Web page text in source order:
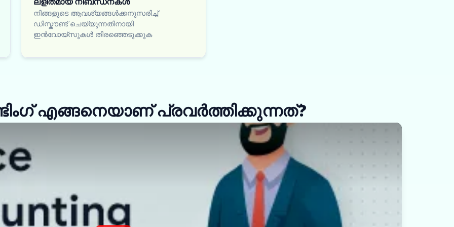
നിങ്ങളുടെ ആവശ്യങ്ങൾക്കനുസരിച്ച്
ഡിസ്കൗണ്ട് ചെയ്യുന്നതിനായി
ഇൻവോയ്സുകൾ തിരഞ്ഞെടുക്കുക
എങ്ങനെയാണ് പ്രവർത്തിക്കുന്നത്?